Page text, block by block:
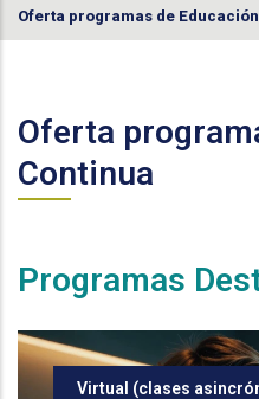
Oferta programas de
Oferta
Continua
Programas
Virtual (clases